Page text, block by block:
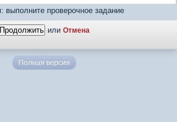
выполните проверочное задание
или Отмена
Полная версия